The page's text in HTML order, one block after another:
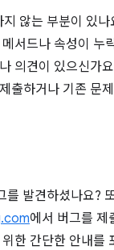
않는 부분이 있나
서드나 속성이 누
의견이 있으신가
출하거나 기존 문
발견하셨나요?
에서 버그를 제
한 간단한 안내를